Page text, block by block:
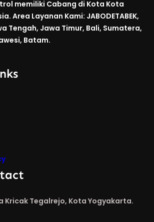
memiliki Cabang di Kota Kota
Area Layanan Kami: JABODETABEK,
Tengah, Jawa Timur, Bali, Sumatera,
Batam.
Kricak Tegalrejo, Kota Yogyakarta.